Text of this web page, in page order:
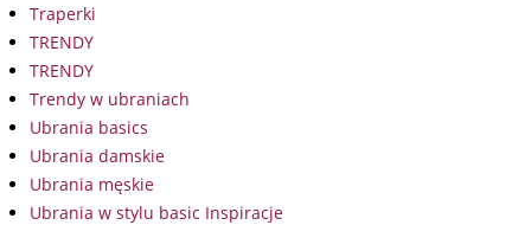
Traperki
TRENDY
TRENDY
Trendy w ubraniach
Ubrania basics
Ubrania damskie
Ubrania męskie
Ubrania w stylu basic Inspiracje